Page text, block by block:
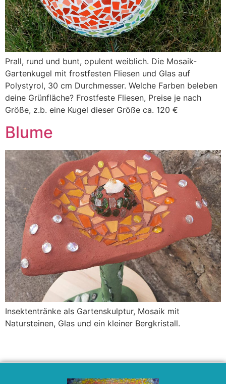
Prall, rund und bunt, opulent weiblich. Die Mosaik-
Gartenkugel mit frostfesten Fliesen und Glas auf
Polystyrol, 30 cm Durchmesser. Welche Farben beleben
deine Grünfläche? Frostfeste Fliesen, Preise je nach
Größe, z.b. eine Kugel dieser Größe ca. 120 €
Blume
Insektentränke als Gartenskulptur, Mosaik mit
Natursteinen, Glas und ein kleiner Bergkristall.